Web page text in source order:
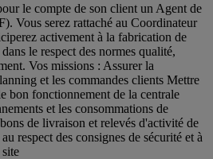
le compte de son client un Agent de
Vous serez rattaché au Coordinateur
activement à la fabrication de
le respect des normes qualité,
Vos missions : Assurer la
et les commandes clients Mettre
bon fonctionnement de la centrale
et les consommations de
de livraison et relevés d'activité de
respect des consignes de sécurité et à